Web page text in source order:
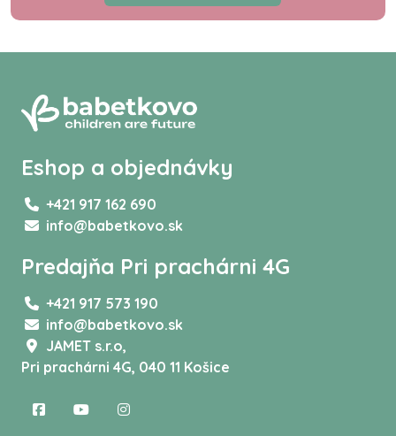
Eshop a objednávky
+421 917 162 690
info@babetkovo.sk
Predajňa Pri prachárni 4G
+421 917 573 190
info@babetkovo.sk
JAMET s.r.o,
Pri prachárni 4G, 040 11 Košice